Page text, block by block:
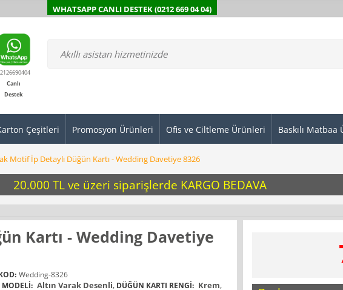
WHATSAPP CANLI DESTEK (0212 669 04 04)
Canlı
Destek
Çeşitleri Promosyon Ürünleri Ofis ve Ciltleme Ürünleri Baskılı
Motif İp Detaylı Düğün Kartı - Wedding Davetiye 8326
20.000 TL ve üzeri siparişlerde KARGO BEDAVA
Kartı - Wedding Davetiye
Wedding-8326
MODELI: Altın Varak Desenli, DÜĞÜN KARTI RENGI: Krem,